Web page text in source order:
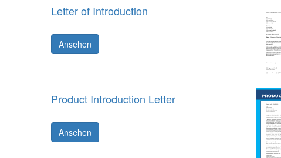
Letter of Introduction
Ansehen
Product Introduction Letter
Ansehen